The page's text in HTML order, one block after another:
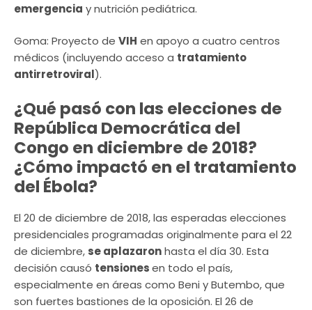
emergencia y nutrición pediátrica.
Goma: Proyecto de VIH en apoyo a cuatro centros
médicos (incluyendo acceso a tratamiento
antirretroviral).
¿Qué pasó con las elecciones de
República Democrática del
Congo en diciembre de 2018?
¿Cómo impactó en el tratamiento
del Ébola?
El 20 de diciembre de 2018, las esperadas elecciones
presidenciales programadas originalmente para el 22
de diciembre, se aplazaronhasta el día 30. Esta
decisión causó tensionesen todo el país,
especialmente en áreas como Beni y Butembo, que
son fuertes bastiones de la oposición. El 26 de